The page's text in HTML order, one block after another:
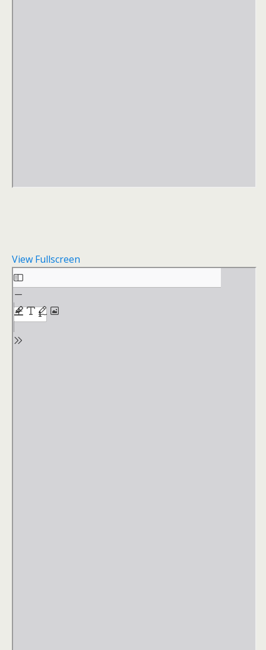
View Fullscreen